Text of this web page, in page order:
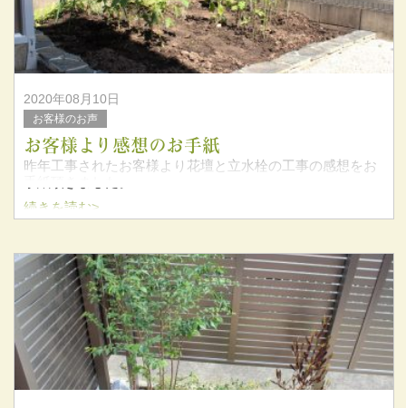
2020年08月10日
お客様のお声
お客様より感想のお手紙
昨年工事されたお客様より花壇と立水栓の工事の感想をお
この度は弊社を選んでいただき、誠にありがとうございま
お忙しい中、お手紙をありがとうございます。
また何かあればいつでもご
続きを読む>